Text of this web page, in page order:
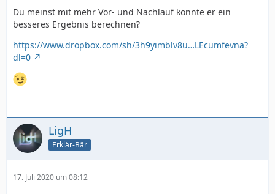
Du meinst mit mehr Vor- und Nachlauf könnte er ein
besseres Ergebnis berechnen?
https://www.dropbox.com/sh/3h9yimblv8u…LEcumfevna?
dl=0
LigH
Erklär-Bär
17. Juli 2020 um 08:12